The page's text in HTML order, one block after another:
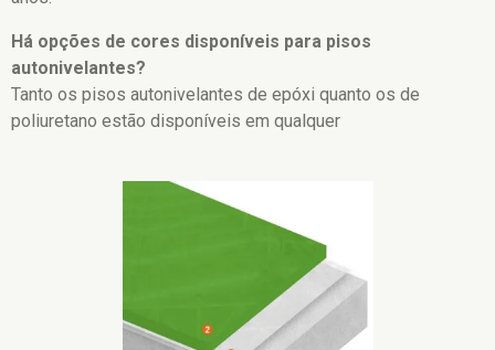
Há opções de cores disponíveis para pisos
autonivelantes?
Tanto os pisos autonivelantes de epóxi quanto os de
poliuretano estão disponíveis em qualquer